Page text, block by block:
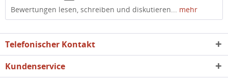
Bewertungen lesen, schreiben und diskutieren... mehr
Telefonischer Kontakt
Kundenservice